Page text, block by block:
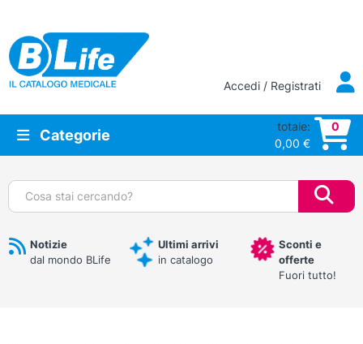
Vai al contenuto principale
Accedi / Registrati
Categorie
totale:
0,00 €
0
Cerca:
Notizie
dal mondo BLife
Ultimi arrivi
in catalogo
Sconti e
offerte
Fuori tutto!